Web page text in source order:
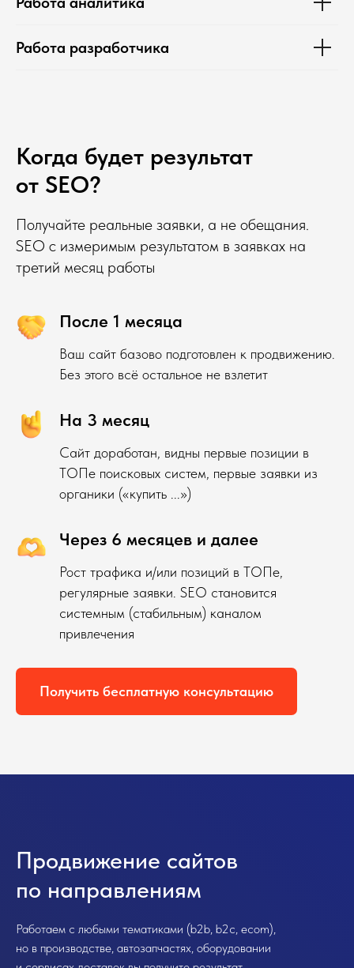
Работа разработчика
Когда будет результат
от SEO?
Получайте реальные заявки, а не обещания.
SEO с измеримым результатом в заявках на
третий месяц работы
После 1 месяца
Ваш сайт базово подготовлен к продвижению.
Без этого всё остальное не взлетит
На 3 месяц
Сайт доработан, видны первые позиции в
ТОПе поисковых систем, первые заявки из
органики («купить ...»)
Через 6 месяцев и далее
Рост трафика и/или позиций в ТОПе,
регулярные заявки. SEO становится
системным (стабильным) каналом
привлечения
Получить бесплатную консультацию
Продвижение сайтов
по направлениям
Работаем с любыми тематиками (b2b, b2c, ecom),
но в производстве, автозапчастях, оборудовании